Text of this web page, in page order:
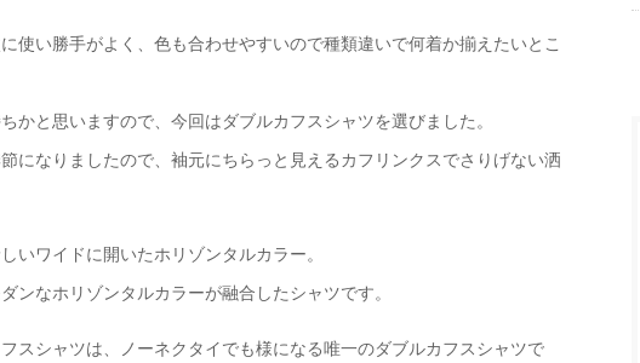
使い勝手がよく、色も合わせやすいので種類違いで何着か揃えたいとこ
かと思いますので、今回はダブルカフスシャツを選びました。
になりましたので、袖元にちらっと見えるカフリンクスでさりげない洒
いワイドに開いたホリゾンタルカラー。
ンなホリゾンタルカラーが融合したシャツです。
スシャツは、ノーネクタイでも様になる唯一のダブルカフスシャツで